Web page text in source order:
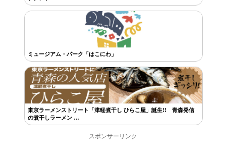
ミュージアム・パーク「はこにわ」
東京ラーメンストリート「津軽煮干し ひらこ屋」誕生!! 青森発信
の煮干しラーメン …
スポンサーリンク